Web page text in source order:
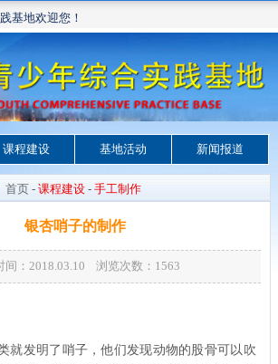
基地欢迎您！
课程建设 基地活动 新闻报道
首页- 课程建设- 手工制作
银杏哨子的制作
间：2018.03.10 浏览次数： 1563
就发明了哨子，他们发现动物的股骨可以吹